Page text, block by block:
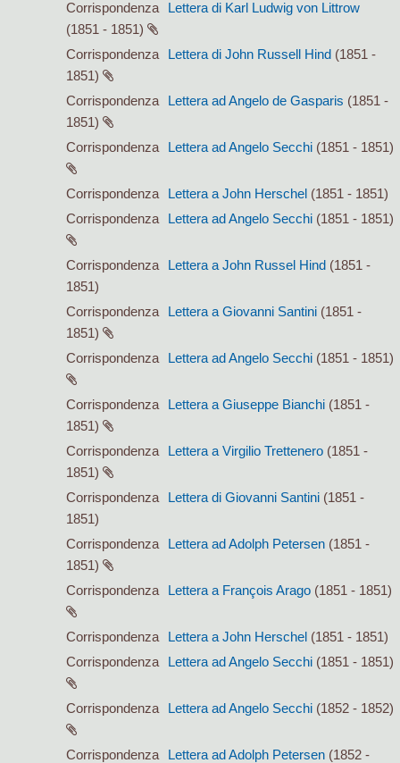
Corrispondenza
Lettera di Karl Ludwig von Littrow
(1851 - 1851)
Corrispondenza
Lettera di John Russell Hind (1851 -
1851)
Corrispondenza
Lettera ad Angelo de Gasparis (1851 -
1851)
Corrispondenza
Lettera ad Angelo Secchi (1851 - 1851)
Corrispondenza Lettera a John Herschel (1851 - 1851)
Corrispondenza
Lettera ad Angelo Secchi (1851 - 1851)
Corrispondenza Lettera a John Russel Hind (1851 -
1851)
Corrispondenza
Lettera a Giovanni Santini (1851 -
1851)
Corrispondenza
Lettera ad Angelo Secchi (1851 - 1851)
Corrispondenza Lettera a Giuseppe Bianchi (1851 -
1851)
Corrispondenza
Lettera a Virgilio Trettenero (1851 -
1851)
Corrispondenza
Lettera di Giovanni Santini (1851 -
1851)
Corrispondenza
Lettera ad Adolph Petersen (1851 -
1851)
Corrispondenza
Lettera a François Arago (1851 - 1851)
Corrispondenza Lettera a John Herschel (1851 - 1851)
Corrispondenza
Lettera ad Angelo Secchi (1851 - 1851)
Corrispondenza Lettera ad Angelo Secchi (1852 - 1852)
Corrispondenza Lettera ad Adolph Petersen (1852 -